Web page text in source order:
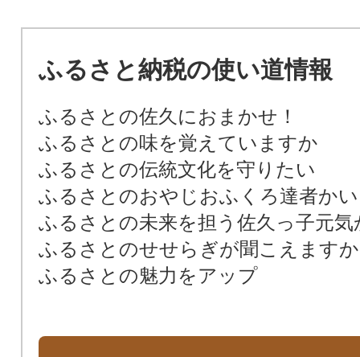
ふるさと納税の使い道情報
ふるさとの佐久におまかせ！
ふるさとの味を覚えていますか
ふるさとの伝統文化を守りたい
ふるさとのおやじおふくろ達者かい
ふるさとの未来を担う佐久っ子元気
ふるさとのせせらぎが聞こえますか
ふるさとの魅力をアップ